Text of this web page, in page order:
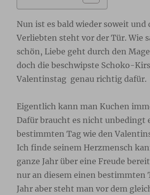
Nun ist es bald wieder soweit und
Verliebten steht vor der Tür. Wie
schön, Liebe geht durch den
doch die beschwipste Schoko-
Valentinstag genau richtig dafür.
Eigentlich kann man Kuchen
Dafür braucht es nicht unbedingt
bestimmten Tag wie den
Ich finde seinem Herzmensch
ganze Jahr über eine Freude
nur an diesem einen bestimmten
Jahr aber steht man vor dem